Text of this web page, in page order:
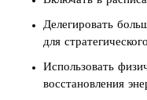
Делегировать
для
Использовать
восстановления